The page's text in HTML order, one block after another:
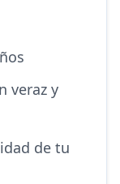
veraz y
de tu